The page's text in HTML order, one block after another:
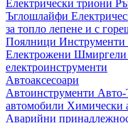
Електрически триони
Ъглошлайфи
за топло лепене и с
Поялници Инструменти
Електрожени Шмиргели
електроинструменти
Автоаксесоари
Автоинструменти Авто-
автомобили Химически
Аварийни